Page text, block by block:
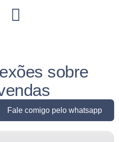
sobre
Fale comigo pelo whatsapp